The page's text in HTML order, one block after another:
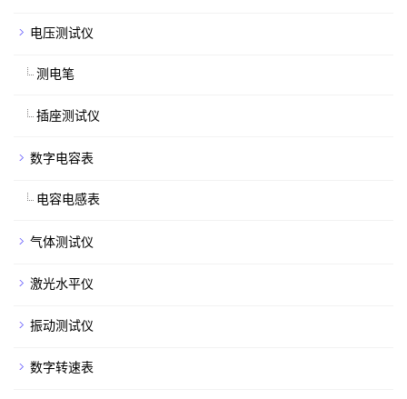
电压测试仪
测电笔
插座测试仪
数字电容表
电容电感表
气体测试仪
激光水平仪
振动测试仪
数字转速表